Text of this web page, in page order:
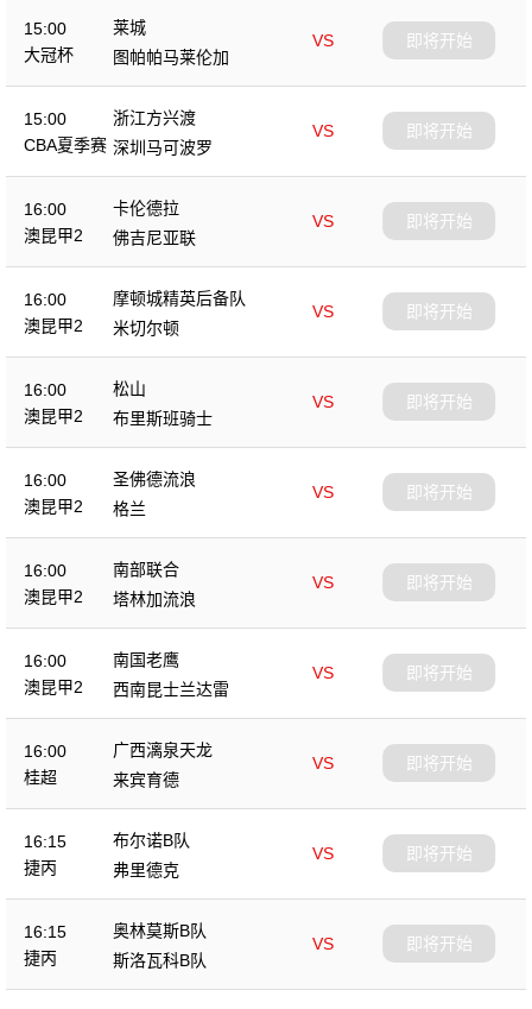
15:00
大冠杯
莱城
VS
图帕帕马莱伦加
即将开始
15:00
CBA夏季赛
浙江方兴渡
VS
深圳马可波罗
即将开始
16:00
澳昆甲2
卡伦德拉
VS
佛吉尼亚联
即将开始
16:00
澳昆甲2
摩顿城精英后备队
VS
米切尔顿
即将开始
16:00
澳昆甲2
松山
VS
布里斯班骑士
即将开始
16:00
澳昆甲2
圣佛德流浪
VS
格兰
即将开始
16:00
澳昆甲2
南部联合
VS
塔林加流浪
即将开始
16:00
澳昆甲2
南国老鹰
VS
西南昆士兰达雷
即将开始
16:00
桂超
广西漓泉天龙
VS
来宾育德
即将开始
16:15
捷丙
布尔诺B队
VS
弗里德克
即将开始
16:15
捷丙
奥林莫斯B队
VS
斯洛瓦科B队
即将开始